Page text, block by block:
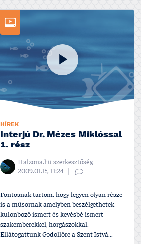
HÍREK
Interjú Dr. Mézes Miklóssal
1. rész
Halzona.hu szerkesztőség
2009.01.15, 11:24
Fontosnak tartom, hogy legyen olyan része
is a műsornak amelyben beszélgethetek
különböző ismert és kevésbé ismert
szakemberekkel, horgászokkal.
Ellátogattunk Gödöllőre a Szent Istvá...